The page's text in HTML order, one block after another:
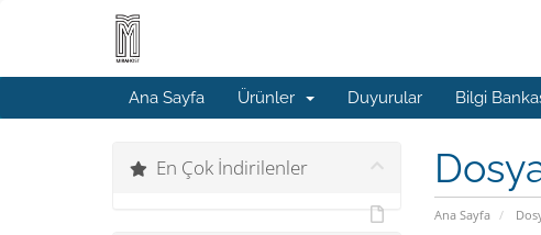
Ana Sayfa Ürünler Duyurular Bilgi
Ana Sayfa
En Çok İndirilenler